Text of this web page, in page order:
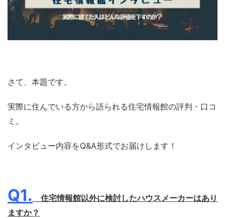
さて、本題です。
実際に住んでいる方から語られる住宅情報館の評判・口コ
ミ。
インタビュー内容をQ&A形式でお届けします！
Q1.
住宅情報館以外に検討したハウスメーカーはあり
ますか？